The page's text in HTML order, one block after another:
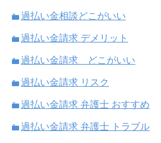
過払い金相談どこがいい
過払い金請求 デメリット
過払い金請求 どこがいい
過払い金請求 リスク
過払い金請求 弁護士 おすすめ
過払い金請求 弁護士 トラブル